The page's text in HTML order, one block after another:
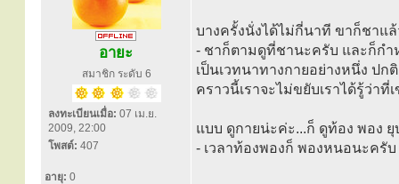
อายะ
สมาชิก ระดับ 6
ลงทะเบียนเมื่อ: 07 เม.ย.
2009, 22:00
โพสต์: 407
อายุ: 0
บางครั้งนั่งได้ไม่กี่นาที ขาก็ชาแล้
- ชาก็ตามดูที่ชานะครับ และก็กำ
เป็นเวทนาทางกายอย่างหนึ่ง ปก
คราวนี้เราจะไม่ขยับเราได้รู้ว่า
แบบ ดูกายน่ะค่ะ...ก็ ดูท้อง พอง
- เวลาท้องพองก็ พองหนอนะครั